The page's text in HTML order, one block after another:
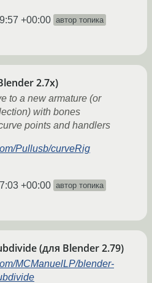
+00:00 автор топика
2.7x)
to a new armature (or
with bones
points and handlers
Pullusb/curveRig
+00:00 автор топика
(для Blender 2.79)
MCManuelLP/blender-